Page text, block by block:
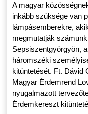
A magyar
inkább szüksége van
lámpásemberekre,
megmutatják
Sepsiszentgyörgyön,
háromszéki
kitüntetését. Ft. Dávid
Magyar Érdemrend
nyugalmazott
Érdemkereszt